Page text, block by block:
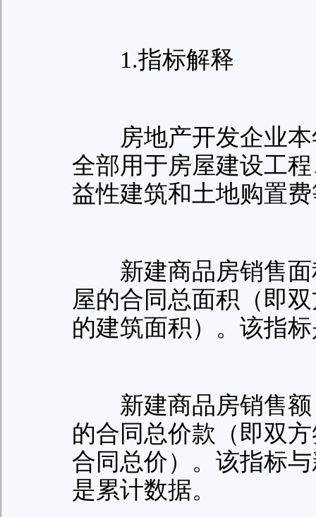
1.指标解释
房地产开发企业本
全部用于房屋建设工
益性建筑和土地购置
新建商品房销售面
屋的合同总面积（即
的建筑面积）。该指
新建商品房销售额
的合同总价款（即双
合同总价）。该指标
是累计数据。